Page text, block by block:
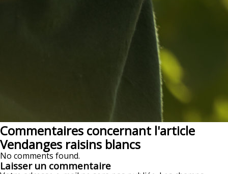
Commentaires concernant l'article
Vendanges raisins blancs
No comments found.
Laisser un commentaire